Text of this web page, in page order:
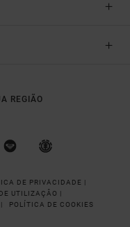
REGIÃO
DE PRIVACIDADE |
UTILIZAÇÂO |
POLÍTICA DE COOKIES